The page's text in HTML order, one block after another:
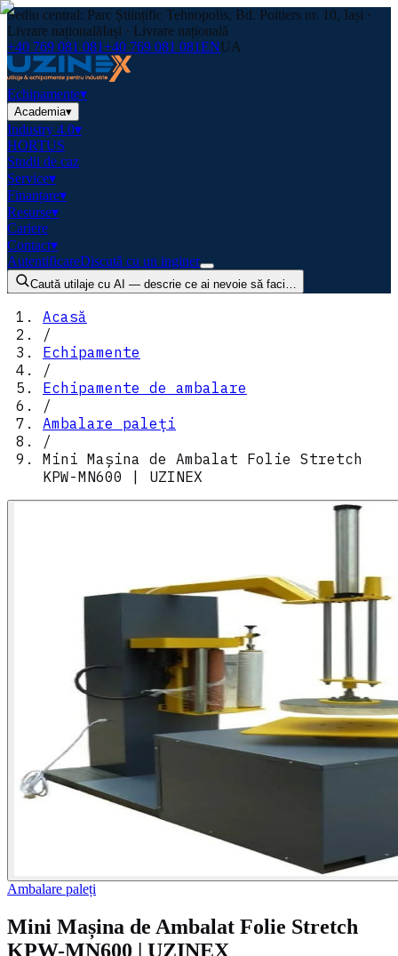
Sediu central: Parc Științific Tehnopolis, Bd. Poitiers nr. 10, Iași ·
Livrare naționalăIași · Livrare națională
+40 769 081 081+40 769 081 081ENUA
Echipamente▾
Academia▾
Industry 4.0▾
HORTUS
Studii de caz
Service▾
Finanțare▾
Resurse▾
Cariere
Contact▾
AutentificareDiscută cu un inginer
Caută utilaje cu AI — descrie ce ai nevoie să faci…
Acasă
/
Echipamente
/
Echipamente de ambalare
/
Ambalare paleți
/
Mini Mașina de Ambalat Folie Stretch
KPW-MN600 | UZINEX
Ambalare paleți
Mini Mașina de Ambalat Folie Stretch
KPW-MN600 | UZINEX